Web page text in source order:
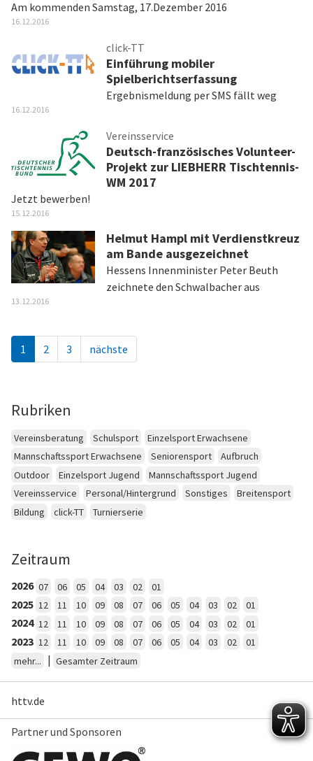
Am kommenden Samstag, 17.Dezember 2016
16.12.2016
click-TT
Einführung mobiler
Spielberichtserfassung
Ergebnismeldung per SMS fällt weg
16.12.2016
Vereinsservice
Deutsch-französisches Volunteer-
Projekt zur LIEBHERR Tischtennis-
WM 2017
Jetzt bewerben!
15.12.2016
Helmut Hampl mit Verdienstkreuz
am Bande ausgezeichnet
Hessens Innenminister Peter Beuth
zeichnete den Schwalbacher aus
13.12.2016
1 2 3 nächste
Rubriken
Vereinsberatung Schulsport
Einzelsport Erwachsene
Mannschaftssport Erwachsene
Seniorensport
Aufbruch
Outdoor
Einzelsport Jugend
Mannschaftssport Jugend
Vereinsservice
Personal/Hintergrund Sonstiges
Breitensport
Bildung
click-TT Turnierserie
Zeitraum
2026 07 06 05 04 03 02 01
2025 12 11 10 09 08 07 06 05 04 03 02 01
2024 12 11 10 09 08 07 06 05 04 03 02 01
2023 12 11 10 09 08 07 06 05 04 03 02
01
mehr...
| Gesamter Zeitraum
httv.de
Partner und Sponsoren